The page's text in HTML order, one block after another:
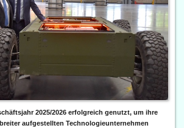
2025/2026 erfolgreich genutzt, um ihre
aufgestellten Technologieunternehmen